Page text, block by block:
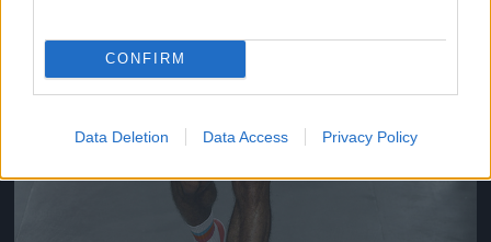
CONFIRM
Data Deletion Data Access Privacy Policy